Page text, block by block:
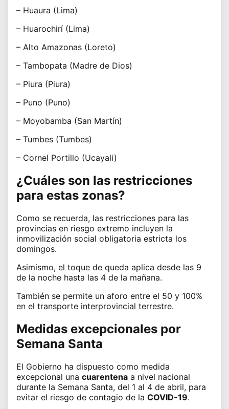
– Huaura (Lima)
– Huarochirí (Lima)
– Alto Amazonas (Loreto)
– Tambopata (Madre de Dios)
– Piura (Piura)
– Puno (Puno)
– Moyobamba (San Martín)
– Tumbes (Tumbes)
– Cornel Portillo (Ucayali)
¿Cuáles son las restricciones
para estas zonas?
Como se recuerda, las restricciones para las
provincias en riesgo extremo incluyen la
inmovilización social obligatoria estricta los
domingos.
Asimismo, el toque de queda aplica desde las 9
de la noche hasta las 4 de la mañana.
También se permite un aforo entre el 50 y 100%
en el transporte interprovincial terrestre.
Medidas excepcionales por
Semana Santa
El Gobierno ha dispuesto como medida
excepcional una cuarentena a nivel nacional
durante la Semana Santa, del 1 al 4 de abril, para
evitar el riesgo de contagio de la COVID-19.